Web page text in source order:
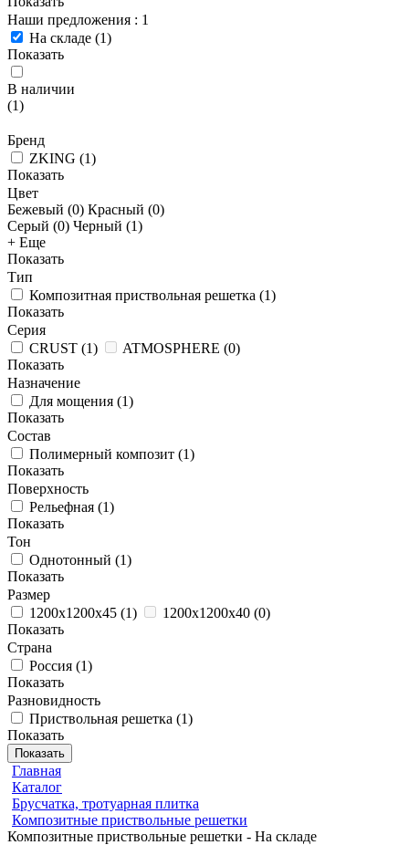
Наши предложения : 1
На складе (1)
Показать
В наличии
(1)
Бренд
ZKING (1)
Показать
Цвет
Бежевый (0) Красный (0)
Серый (0) Черный (1)
+ Еще
Показать
Тип
Композитная приствольная решетка (1)
Показать
Серия
CRUST (1) ATMOSPHERE (0)
Показать
Назначение
Для мощения (1)
Показать
Состав
Полимерный композит (1)
Показать
Поверхность
Рельефная (1)
Показать
Тон
Однотонный (1)
Показать
Размер
1200х1200х45 (1) 1200х1200х40 (0)
Показать
Страна
Россия (1)
Показать
Разновидность
Приствольная решетка (1)
Показать
Показать
Главная
Каталог
Брусчатка, тротуарная плитка
Композитные приствольные решетки
Композитные приствольные решетки - На складе